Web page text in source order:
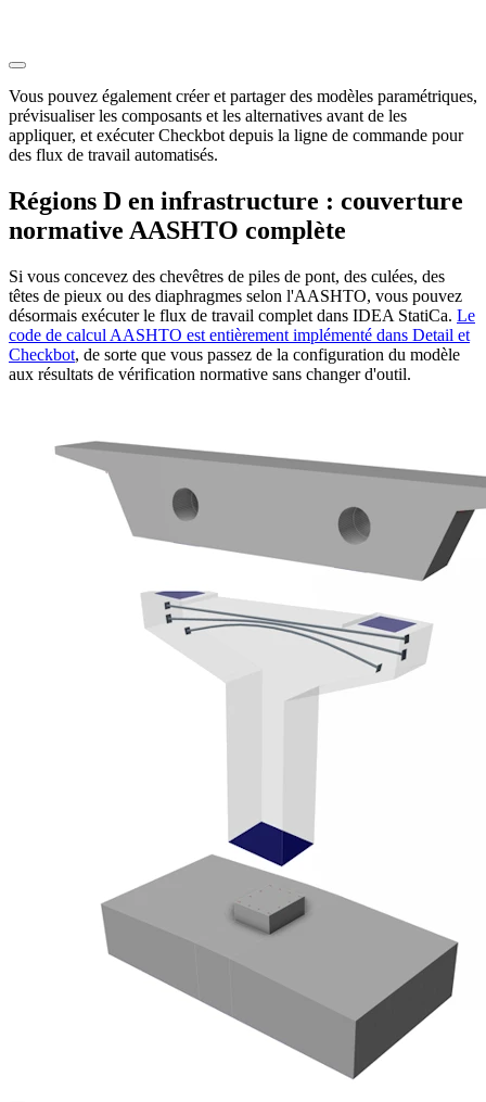
Vous pouvez également créer et partager des modèles paramétriques,
prévisualiser les composants et les alternatives avant de les
appliquer, et exécuter Checkbot depuis la ligne de commande pour
des flux de travail automatisés.
Régions D en infrastructure : couverture
normative AASHTO complète
Si vous concevez des chevêtres de piles de pont, des culées, des
têtes de pieux ou des diaphragmes selon l'AASHTO, vous pouvez
désormais exécuter le flux de travail complet dans IDEA StatiCa. Le
code de calcul AASHTO est entièrement implémenté dans Detail et
Checkbot, de sorte que vous passez de la configuration du modèle
aux résultats de vérification normative sans changer d'outil.